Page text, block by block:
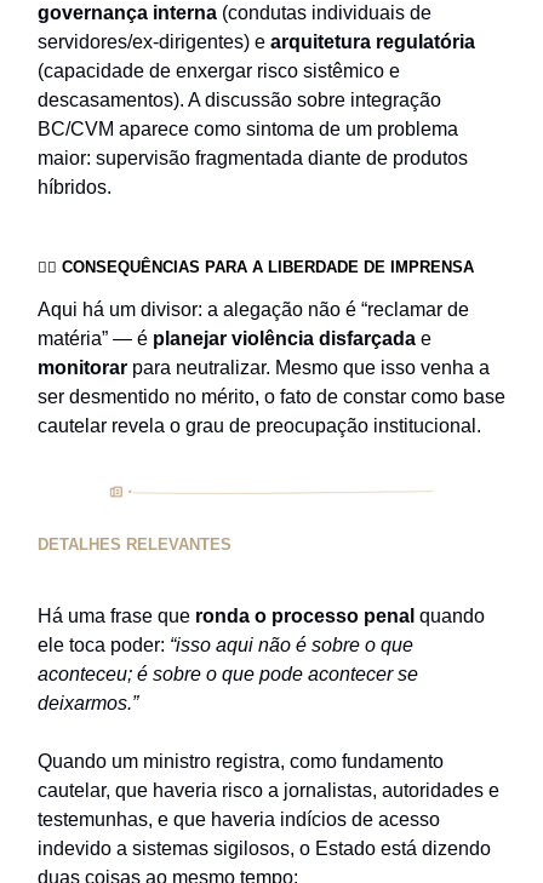
governança interna (condutas individuais de
servidores/ex-dirigentes) e arquitetura regulatória
(capacidade de enxergar risco sistêmico e
descasamentos). A discussão sobre integração
BC/CVM aparece como sintoma de um problema
maior: supervisão fragmentada diante de produtos
híbridos.
👉🏻 CONSEQUÊNCIAS PARA A LIBERDADE DE IMPRENSA
Aqui há um divisor: a alegação não é “reclamar de
matéria” — é planejar violência disfarçada e
monitorar para neutralizar. Mesmo que isso venha a
ser desmentido no mérito, o fato de constar como base
cautelar revela o grau de preocupação institucional.
DETALHES RELEVANTES
Há uma frase que ronda o processo penal quando
ele toca poder: “isso aqui não é sobre o que
aconteceu; é sobre o que pode acontecer se
deixarmos.”
Quando um ministro registra, como fundamento
cautelar, que haveria risco a jornalistas, autoridades e
testemunhas, e que haveria indícios de acesso
indevido a sistemas sigilosos, o Estado está dizendo
duas coisas ao mesmo tempo: